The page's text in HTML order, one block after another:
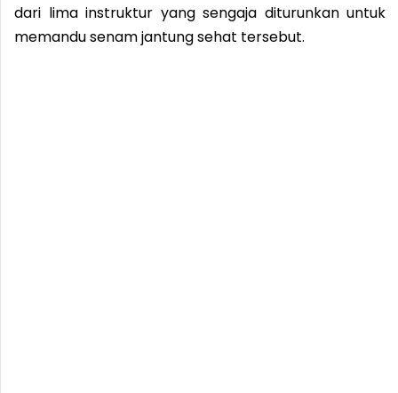
dari lima instruktur yang sengaja diturunkan untuk
memandu senam jantung sehat tersebut.